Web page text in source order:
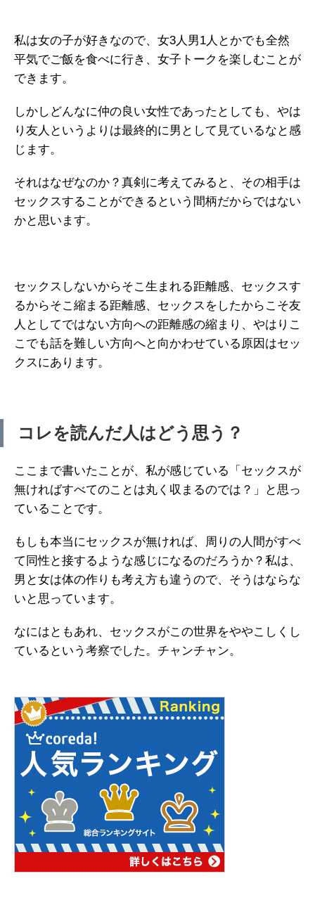
私は女の子が好きなので、女3人男1人とかでも全然
平気でご飯を食べに行き、女子トークを楽しむことが
できます。
しかしどんなに仲の良い女性であったとしても、やは
り友人というよりは最終的に男として見ているなと感
じます。
それはなぜなのか？真剣に考えてみると、その相手は
セックスすることができるという間柄だからではない
かと思います。
セックスしないからそこ生まれる距離感、セックスす
るからそこ縮まる距離感、セックスをしたからこそ友
人としてではない方向への距離感の縮まり、やはりこ
こでも話を難しい方向へと向かわせている原因はセッ
クスにあります。
コレを読んだ人はどう思う？
ここまで書いたことが、私が感じている「セックスが
無ければすべてのことは丸く収まるのでは？」と思っ
ていることです。
もしも本当にセックスが無ければ、周りの人間がすべ
て同性と接するような感じになるのだろうか？私は、
男と女は体の作りも考え方も違うので、そうはならな
いと思っています。
なにはともあれ、セックスがこの世界をややこしくし
ているという考察でした。チャンチャン。